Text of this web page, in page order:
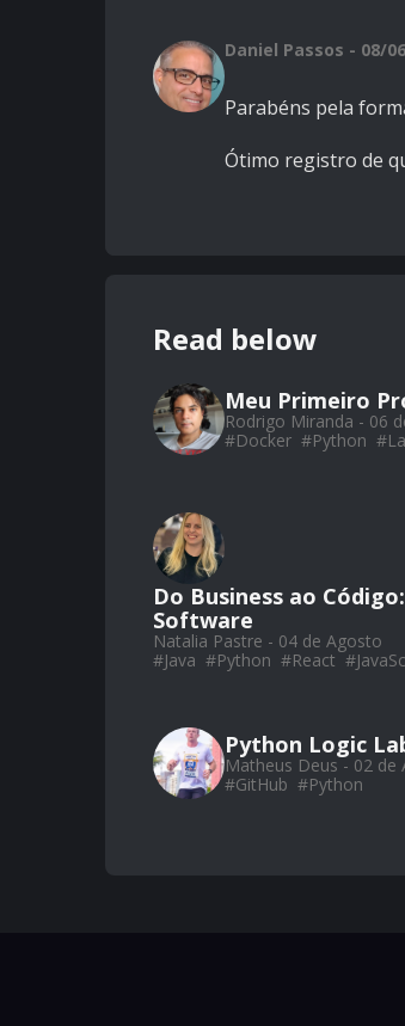
Daniel Passos - 08/
Parabéns pela
Ótimo registro de
Read below
Meu Primeiro
Rodrigo Miranda - 06
#Docker #Python #
Do Business ao
Software
Natalia Pastre - 04 de Agosto
#Java #Python #React #
Python Logic
Matheus Deus - 02 de
#GitHub #Python